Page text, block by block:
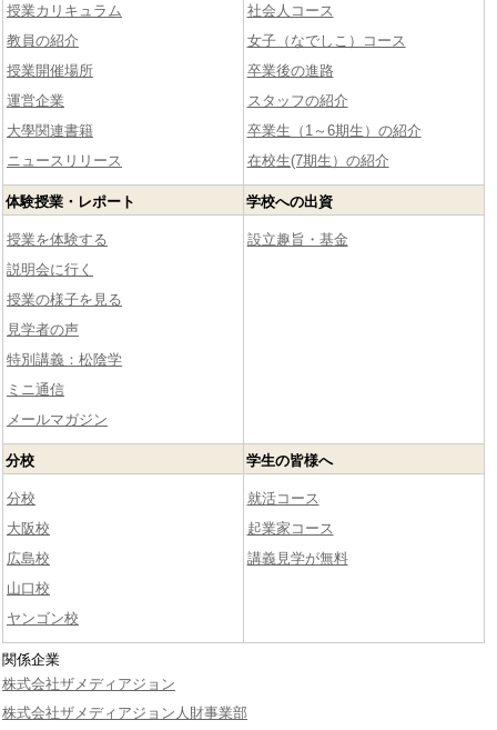
授業カリキュラム
教員の紹介
授業開催場所
運営企業
大學関連書籍
ニュースリリース
社会人コース
女子（なでしこ）コース
卒業後の進路
スタッフの紹介
卒業生（1～6期生）の紹介
在校生(7期生）の紹介
体験授業・レポート
授業を体験する
説明会に行く
授業の様子を見る
見学者の声
特別講義：松陰学
ミニ通信
メールマガジン
学校への出資
設立趣旨・基金
分校
分校
大阪校
広島校
山口校
ヤンゴン校
学生の皆様へ
就活コース
起業家コース
講義見学が無料
関係企業
株式会社ザメディアジョン
株式会社ザメディアジョン人財事業部